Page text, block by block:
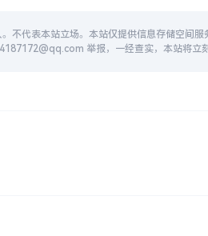
不代表本站立场。本站仅提供信息存储空间
举报，一经查实，本站将立